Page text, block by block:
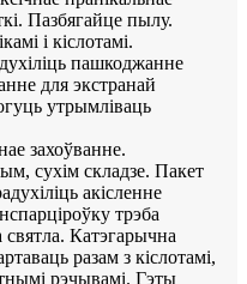
Пазбягайце пылу.
і кіслотамі.
пашкоджанне
для экстранай
утрымліваць
захоўванне.
сухім складзе. Пакет
акісленне
трэба
Катэгарычна
разам з кіслотамі,
рэчывамі. Гэты